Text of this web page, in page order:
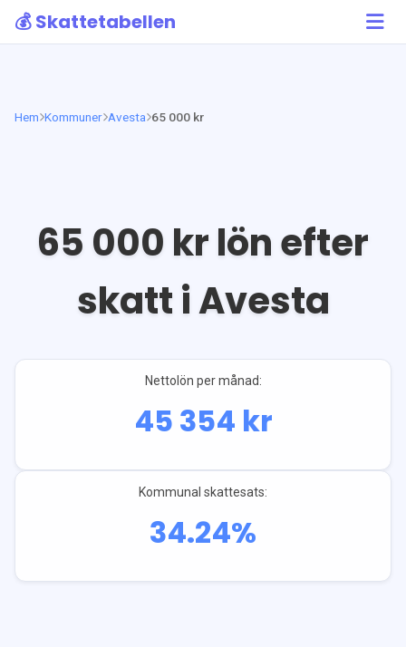
💰 Skattetabellen
Hem Kommuner Avesta 65 000 kr
65 000 kr lön efter
skatt iAvesta
Nettolön per månad:
45 354 kr
Kommunal skattesats:
34.24%